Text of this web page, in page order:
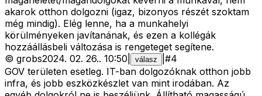
akarok otthon dolgozni (igaz, bizonyos részét szoktam
még mindig). Elég lenne, ha a munkahelyi
körülményeken javítanának, és ezen a kollégák
hozzáállásbeli változása is rengeteget segítene.
© grobs2024. 02. 26.. 10:50 válasz #4
GOV területen esetleg. IT-ban dolgozóknak otthon jobb
infra, és jobb eszközkészlet van mint irodában. Az